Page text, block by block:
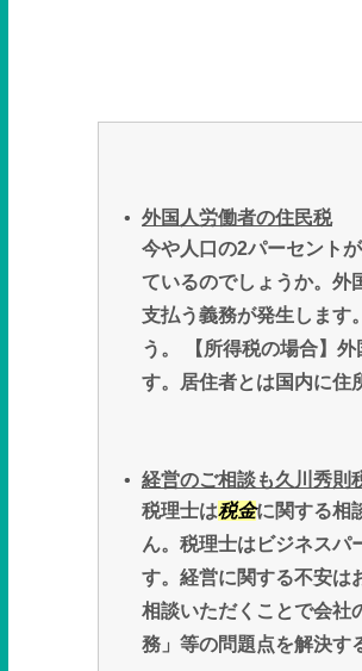
外国人労働者の住民税
今や人口の2パーセント
ているのでしょうか。外
支払う義務が発生します
う。 【所得税の場合】
す。居住者とは国内に住
経営のご相談も久川秀則
税理士は税金に関する相
ん。税理士はビジネスパ
す。経営に関する不安は
相談いただくことで会社
務」等の問題点を解決す